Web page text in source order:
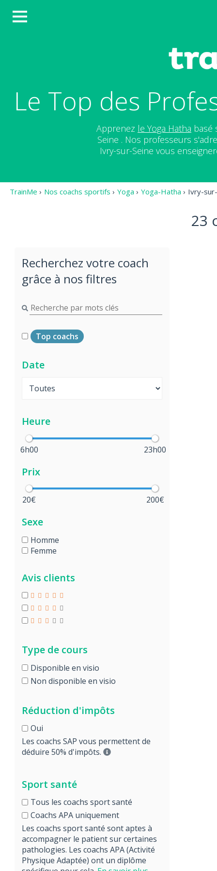
Le Top des
Apprenez le Yoga Hatha basé
Seine . Nos professeurs
Ivry-sur-Seine vous
TrainMe › Nos coachs sportifs › Yoga › Yoga-Hatha › Ivry-
Recherchez votre coach
grâce à nos filtres
Top coachs
Date
Heure
6h00 23h00
Prix
20€ 200€
Sexe
Homme
Femme
Avis clients
Type de cours
Disponible en visio
Non disponible en visio
Réduction d'impôts
Oui
Les coachs SAP vous permettent de
déduire 50% d'impôts.
Sport santé
Tous les coachs sport santé
Coachs APA uniquement
Les coachs sport santé sont aptes à
accompagner le patient sur certaines
pathologies. Les coachs APA (Activité
Physique Adaptée) ont un diplôme
23